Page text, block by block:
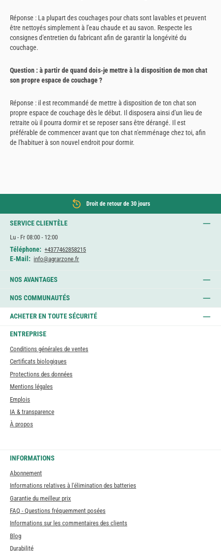
Réponse : La plupart des couchages pour chats sont lavables et peuvent
être nettoyés simplement à l'eau chaude et au savon. Respecte les
consignes d'entretien du fabricant afin de garantir la longévité du
couchage.
Question : à partir de quand dois-je mettre à la disposition de mon chat
son propre espace de couchage ?
Réponse : il est recommandé de mettre à disposition de ton chat son
propre espace de couchage dès le début. Il disposera ainsi d'un lieu de
retraite où il pourra dormir et se reposer sans être dérangé. Il est
préférable de commencer avant que ton chat n'emménage chez toi, afin
de l'habituer à son nouvel endroit pour dormir.
Droit de retour de 30 jours
SERVICE CLIENTÈLE
Lu - Fr 08:00 - 12:00
Téléphone: +4377462858215
E-Mail: info@agrarzone.fr
NOS AVANTAGES
NOS COMMUNAUTÉS
ACHETER EN TOUTE SÉCURITÉ
ENTREPRISE
Conditions générales de ventes
Certificats biologiques
Protections des données
Mentions légales
Emplois
IA & transparence
À propos
INFORMATIONS
Abonnement
Informations relatives à l'élimination des batteries
Garantie du meilleur prix
FAQ - Questions fréquemment posées
Informations sur les commentaires des clients
Blog
Durabilité